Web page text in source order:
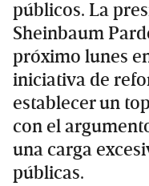
públicos. La
Sheinbaum
próximo lunes
iniciativa de
establecer un
con el
una carga
públicas.